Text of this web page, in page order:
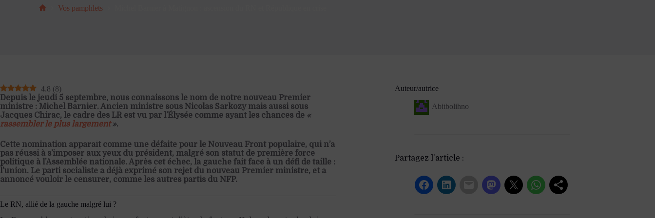
Vos pamphlets
4.8 (8)
Depuis le jeudi 5 septembre, nous connaissons le nom de notre nouveau Premier
ministre : Michel Barnier. Ancien ministre sous Nicolas Sarkozy mais aussi sous
Jacques Chirac, le cadre des LR est vu par l’Élysée comme ayant les chances de «
rassembler le plus largement».
Cette nomination apparaît comme une défaite pour le Nouveau Front populaire, qui n’a
pas réussi à s’imposer aux yeux du président, malgré son statut de première force
politique à l’Assemblée nationale. Après cet échec, la gauche fait face à un défi de taille :
l’union. Le parti socialiste a déjà exprimé son rejet du nouveau Premier ministre, et a
annoncé vouloir le censurer, comme les autres partis du NFP.
Le RN, allié de la gauche malgré lui ?
Auteur/autrice
Abitbolihno
Partagez l'article :